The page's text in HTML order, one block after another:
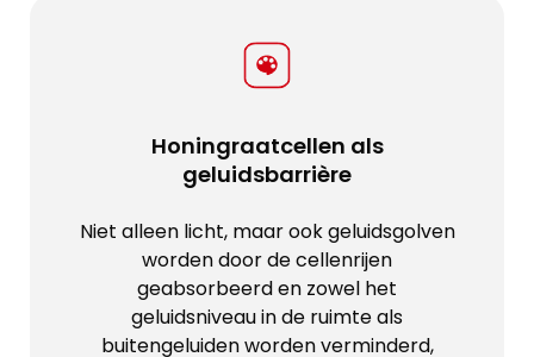
Honingraatcellen als
geluidsbarrière
Niet alleen licht, maar ook geluidsgolven
worden door de cellenrijen
geabsorbeerd en zowel het
geluidsniveau in de ruimte als
buitengeluiden worden verminderd,